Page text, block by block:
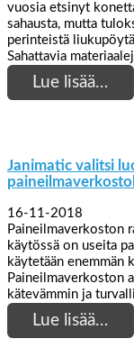
vuosia etsinyt
sahausta, mutta
perinteistä
Sahattavia
Lue lisää…
Janimatic valitsi
16-11-2018
Paineilmaverkoston
käytössä on useita
käytetään enemmän
Paineilmaverkoston
kätevämmin ja
Lue lisää…